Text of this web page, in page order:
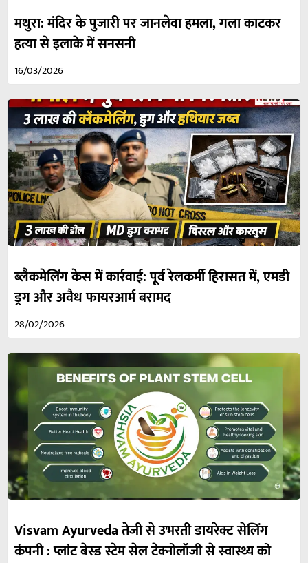
मथुरा: मंदिर के पुजारी पर जानलेवा हमला, गला काटकर
हत्या से इलाके में सनसनी
16/03/2026
ब्लैकमेलिंग केस में कार्रवाई: पूर्व रेलकर्मी हिरासत में, एमडी
ड्रग और अवैध फायरआर्म बरामद
28/02/2026
Visvam Ayurveda तेजी से उभरती डायरेक्ट सेलिंग
कंपनी : प्लांट बेस्ड स्टेम सेल टेक्नोलॉजी से स्वास्थ्य को